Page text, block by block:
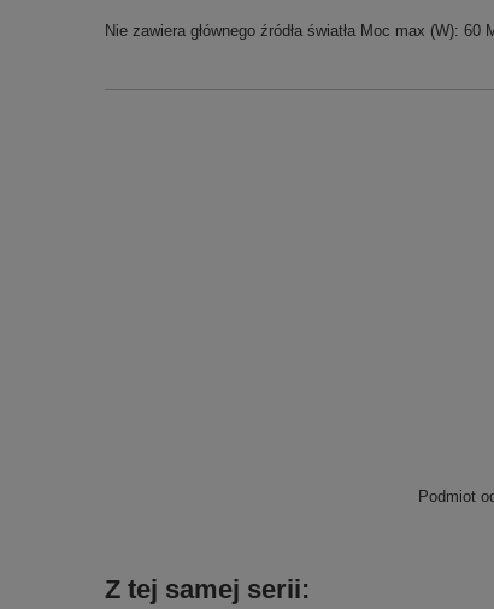
Nie zawiera głównego źródła światła Moc max (W):
Podmiot
Z tej samej serii: